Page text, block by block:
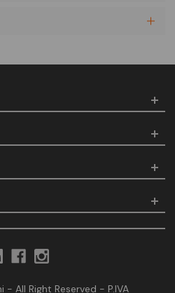
- All Right Reserved - P.IVA